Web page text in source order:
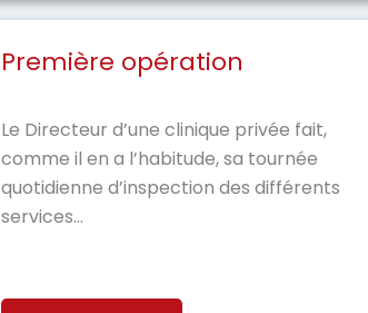
Première opération
Le Directeur d’une clinique privée fait,
comme il en a l’habitude, sa tournée
quotidienne d’inspection des différents
services...